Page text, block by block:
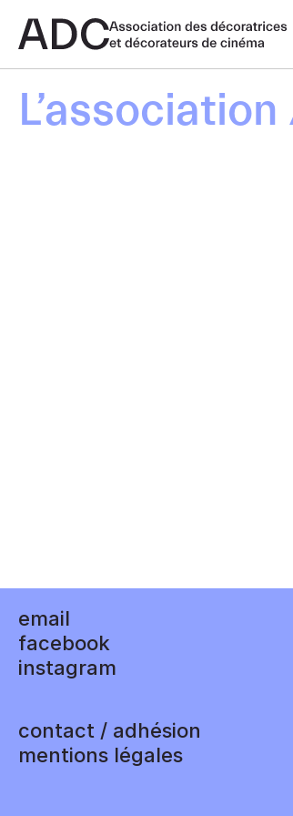
L’association
email
facebook
instagram
contact / adhésion
mentions légales